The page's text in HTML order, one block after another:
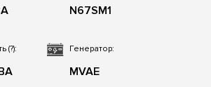
N67SM1
(?): Генератор:
MVAE